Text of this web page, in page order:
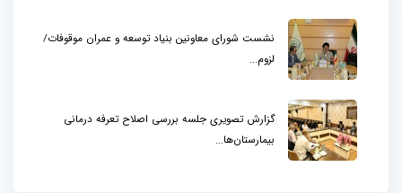
نشست شورای معاونین بنیاد توسعه و عمران موقوفات/
لزوم...
گزارش تصویری جلسه بررسی اصلاح تعرفه درمانی
بیمارستان‌ها...